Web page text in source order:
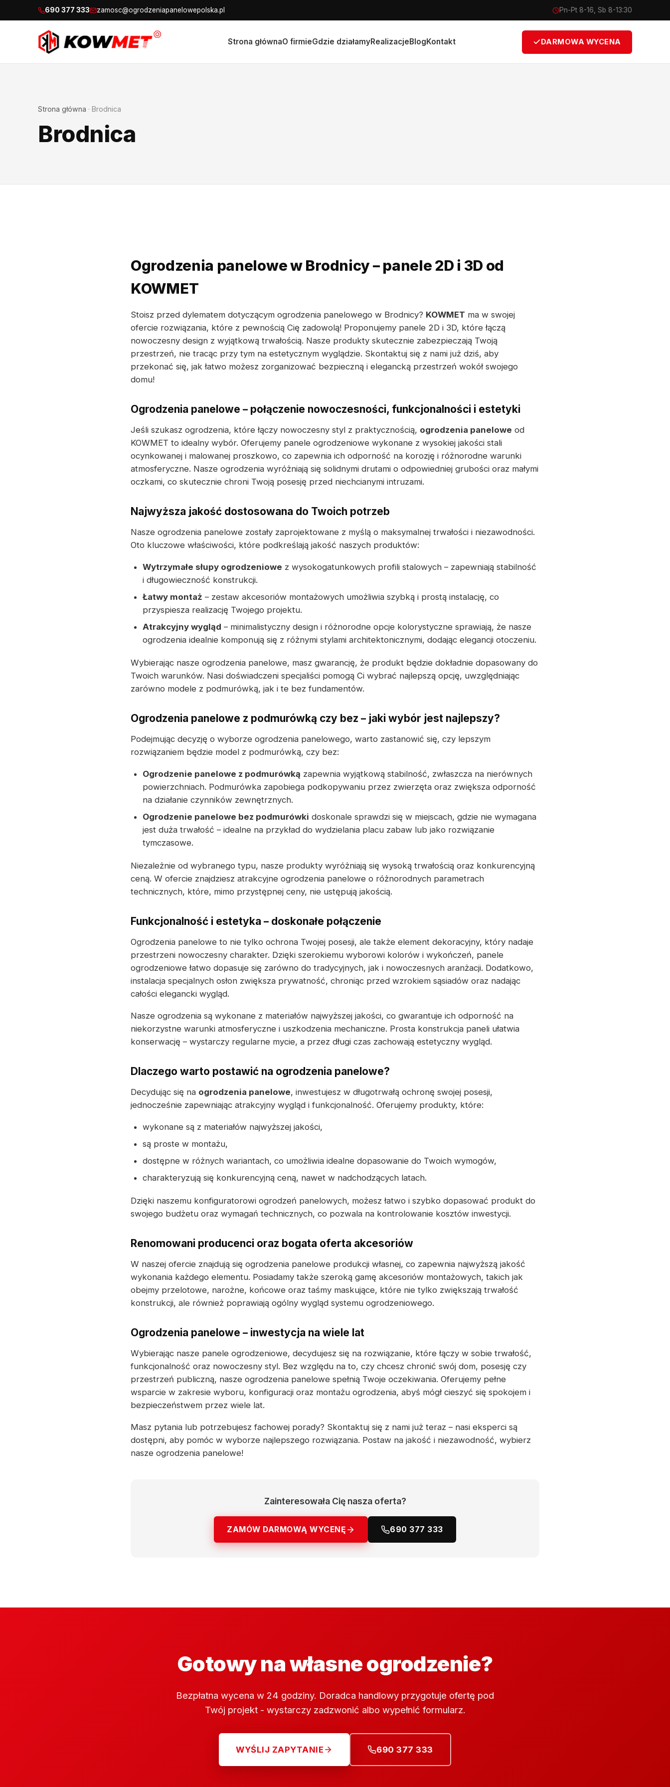
690 377 333 zamosc@ogrodzeniapanelowepolska.pl Pn-Pt 8-16, Sb 8-13:30
Strona głównaO firmieGdzie działamyRealizacjeBlogKontakt DARMOWA WYCENA
Strona główna · Brodnica
Brodnica
Ogrodzenia panelowe w Brodnicy – panele 2D i 3D od
KOWMET
Stoisz przed dylematem dotyczącym ogrodzenia panelowego w Brodnicy? KOWMET ma w swojej
ofercie rozwiązania, które z pewnością Cię zadowolą! Proponujemy panele 2D i 3D, które łączą
nowoczesny design z wyjątkową trwałością. Nasze produkty skutecznie zabezpieczają Twoją
przestrzeń, nie tracąc przy tym na estetycznym wyglądzie. Skontaktuj się z nami już dziś, aby
przekonać się, jak łatwo możesz zorganizować bezpieczną i elegancką przestrzeń wokół swojego
domu!
Ogrodzenia panelowe – połączenie nowoczesności, funkcjonalności i estetyki
Jeśli szukasz ogrodzenia, które łączy nowoczesny styl z praktycznością, ogrodzenia panelowe od
KOWMET to idealny wybór. Oferujemy panele ogrodzeniowe wykonane z wysokiej jakości stali
ocynkowanej i malowanej proszkowo, co zapewnia ich odporność na korozję i różnorodne warunki
atmosferyczne. Nasze ogrodzenia wyróżniają się solidnymi drutami o odpowiedniej grubości oraz małymi
oczkami, co skutecznie chroni Twoją posesję przed niechcianymi intruzami.
Najwyższa jakość dostosowana do Twoich potrzeb
Nasze ogrodzenia panelowe zostały zaprojektowane z myślą o maksymalnej trwałości i niezawodności.
Oto kluczowe właściwości, które podkreślają jakość naszych produktów:
Wytrzymałe słupy ogrodzeniowe z wysokogatunkowych profili stalowych – zapewniają stabilność
i długowieczność konstrukcji.
Łatwy montaż – zestaw akcesoriów montażowych umożliwia szybką i prostą instalację, co
przyspiesza realizację Twojego projektu.
Atrakcyjny wygląd – minimalistyczny design i różnorodne opcje kolorystyczne sprawiają, że nasze
ogrodzenia idealnie komponują się z różnymi stylami architektonicznymi, dodając elegancji otoczeniu.
Wybierając nasze ogrodzenia panelowe, masz gwarancję, że produkt będzie dokładnie dopasowany do
Twoich warunków. Nasi doświadczeni specjaliści pomogą Ci wybrać najlepszą opcję, uwzględniając
zarówno modele z podmurówką, jak i te bez fundamentów.
Ogrodzenia panelowe z podmurówką czy bez – jaki wybór jest najlepszy?
Podejmując decyzję o wyborze ogrodzenia panelowego, warto zastanowić się, czy lepszym
rozwiązaniem będzie model z podmurówką, czy bez:
Ogrodzenie panelowe z podmurówką zapewnia wyjątkową stabilność, zwłaszcza na nierównych
powierzchniach. Podmurówka zapobiega podkopywaniu przez zwierzęta oraz zwiększa odporność
na działanie czynników zewnętrznych.
Ogrodzenie panelowe bez podmurówki doskonale sprawdzi się w miejscach, gdzie nie wymagana
jest duża trwałość – idealne na przykład do wydzielania placu zabaw lub jako rozwiązanie
tymczasowe.
Niezależnie od wybranego typu, nasze produkty wyróżniają się wysoką trwałością oraz konkurencyjną
ceną. W ofercie znajdziesz atrakcyjne ogrodzenia panelowe o różnorodnych parametrach
technicznych, które, mimo przystępnej ceny, nie ustępują jakością.
Funkcjonalność i estetyka – doskonałe połączenie
Ogrodzenia panelowe to nie tylko ochrona Twojej posesji, ale także element dekoracyjny, który nadaje
przestrzeni nowoczesny charakter. Dzięki szerokiemu wyborowi kolorów i wykończeń, panele
ogrodzeniowe łatwo dopasuje się zarówno do tradycyjnych, jak i nowoczesnych aranżacji. Dodatkowo,
instalacja specjalnych osłon zwiększa prywatność, chroniąc przed wzrokiem sąsiadów oraz nadając
całości elegancki wygląd.
Nasze ogrodzenia są wykonane z materiałów najwyższej jakości, co gwarantuje ich odporność na
niekorzystne warunki atmosferyczne i uszkodzenia mechaniczne. Prosta konstrukcja paneli ułatwia
konserwację – wystarczy regularne mycie, a przez długi czas zachowają estetyczny wygląd.
Dlaczego warto postawić na ogrodzenia panelowe?
Decydując się na ogrodzenia panelowe, inwestujesz w długotrwałą ochronę swojej posesji,
jednocześnie zapewniając atrakcyjny wygląd i funkcjonalność. Oferujemy produkty, które:
wykonane są z materiałów najwyższej jakości,
są proste w montażu,
dostępne w różnych wariantach, co umożliwia idealne dopasowanie do Twoich wymogów,
charakteryzują się konkurencyjną ceną, nawet w nadchodzących latach.
Dzięki naszemu konfiguratorowi ogrodzeń panelowych, możesz łatwo i szybko dopasować produkt do
swojego budżetu oraz wymagań technicznych, co pozwala na kontrolowanie kosztów inwestycji.
Renomowani producenci oraz bogata oferta akcesoriów
W naszej ofercie znajdują się ogrodzenia panelowe produkcji własnej, co zapewnia najwyższą jakość
wykonania każdego elementu. Posiadamy także szeroką gamę akcesoriów montażowych, takich jak
obejmy przelotowe, narożne, końcowe oraz taśmy maskujące, które nie tylko zwiększają trwałość
konstrukcji, ale również poprawiają ogólny wygląd systemu ogrodzeniowego.
Ogrodzenia panelowe – inwestycja na wiele lat
Wybierając nasze panele ogrodzeniowe, decydujesz się na rozwiązanie, które łączy w sobie trwałość,
funkcjonalność oraz nowoczesny styl. Bez względu na to, czy chcesz chronić swój dom, posesję czy
przestrzeń publiczną, nasze ogrodzenia panelowe spełnią Twoje oczekiwania. Oferujemy pełne
wsparcie w zakresie wyboru, konfiguracji oraz montażu ogrodzenia, abyś mógł cieszyć się spokojem i
bezpieczeństwem przez wiele lat.
Masz pytania lub potrzebujesz fachowej porady? Skontaktuj się z nami już teraz – nasi eksperci są
dostępni, aby pomóc w wyborze najlepszego rozwiązania. Postaw na jakość i niezawodność, wybierz
nasze ogrodzenia panelowe!
Zainteresowała Cię nasza oferta?
ZAMÓW DARMOWĄ WYCENĘ 690 377 333
Gotowy na własne ogrodzenie?
Bezpłatna wycena w 24 godziny. Doradca handlowy przygotuje ofertę pod
Twój projekt - wystarczy zadzwonić albo wypełnić formularz.
WYŚLIJ ZAPYTANIE 690 377 333